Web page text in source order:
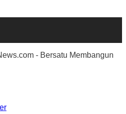
- Bersatu Membangun